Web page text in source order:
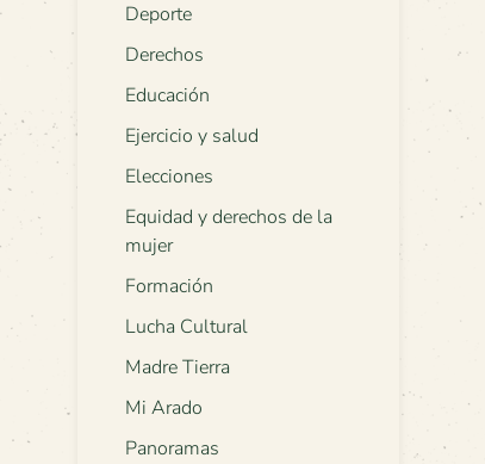
Deporte
Derechos
Educación
Ejercicio y salud
Elecciones
Equidad y derechos de la
mujer
Formación
Lucha Cultural
Madre Tierra
Mi Arado
Panoramas